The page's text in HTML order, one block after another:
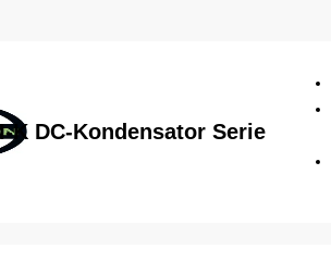
K DC-Kondensator Serie